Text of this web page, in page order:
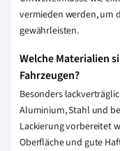
vermieden werden, um
gewährleisten.
Welche Materialien
Fahrzeugen?
Besonders
Aluminium, Stahl und
Lackierung vorbereitet
Oberfläche und gute